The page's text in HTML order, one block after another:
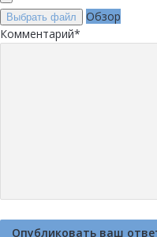
Выбрать файл
Обзор
Комментарий*